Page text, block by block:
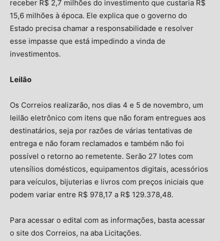
receber R$ 2,7 milhões do investimento que custaria R$
15,6 milhões à época. Ele explica que o governo do
Estado precisa chamar a responsabilidade e resolver
esse impasse que está impedindo a vinda de
investimentos.
Leilão
Os Correios realizarão, nos dias 4 e 5 de novembro, um
leilão eletrônico com itens que não foram entregues aos
destinatários, seja por razões de várias tentativas de
entrega e não foram reclamados e também não foi
possível o retorno ao remetente. Serão 27 lotes com
utensílios domésticos, equipamentos digitais, acessórios
para veículos, bijuterias e livros com preços iniciais que
podem variar entre R$ 978,17 a R$ 129.378,48.
Para acessar o edital com as informações, basta acessar
o site dos Correios, na aba Licitações.